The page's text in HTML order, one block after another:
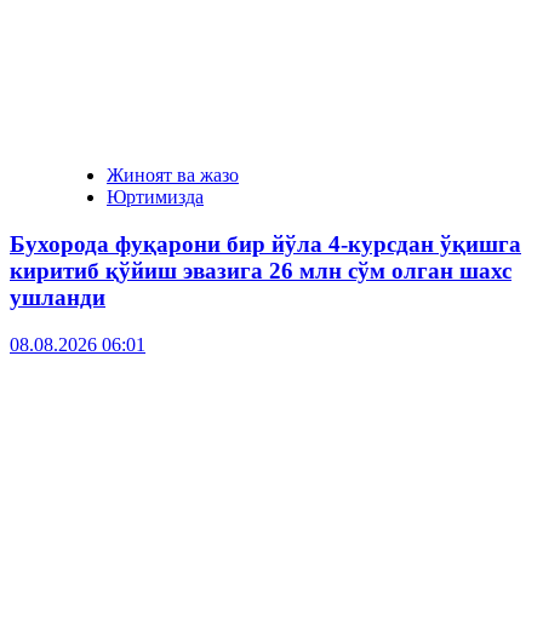
Жиноят ва жазо
Юртимизда
Бухорода фуқарони бир йўла 4-курсдан ўқишга
киритиб қўйиш эвазига 26 млн сўм олган шахс
ушланди
08.08.2026 06:01